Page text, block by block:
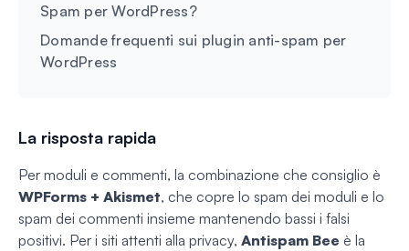
Spam per WordPress?
Domande frequenti sui plugin anti-spam per
WordPress
La risposta rapida
Per moduli e commenti, la combinazione che consiglio è
WPForms + Akismet, che copre lo spam dei moduli e lo
spam dei commenti insieme mantenendo bassi i falsi
positivi. Per i siti attenti alla privacy, Antispam Bee è la